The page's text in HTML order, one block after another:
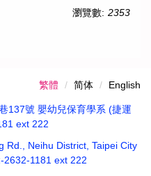
瀏覽數: 2353
繁體 简体 English
137號 嬰幼兒保育學系 (捷運
ext 222
Rd., Neihu District, Taipei City
2632-1181 ext 222